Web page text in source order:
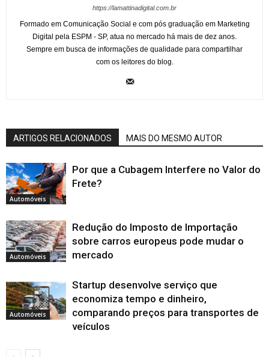
https://lamattinadigital.com.br
Formado em Comunicação Social e com pós graduação em Marketing
Digital pela ESPM - SP, atua no mercado há mais de dez anos.
Sempre em busca de informações de qualidade para compartilhar
com os leitores do blog.
ARTIGOS RELACIONADOS MAIS DO MESMO AUTOR
Automóveis
Por que a Cubagem Interfere no Valor do
Frete?
Automóveis
Redução do Imposto de Importação
sobre carros europeus pode mudar o
mercado
Automóveis
Startup desenvolve serviço que
economiza tempo e dinheiro,
comparando preços para transportes de
veículos